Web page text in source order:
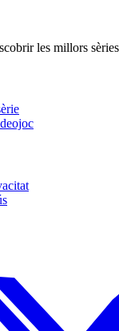
les millors